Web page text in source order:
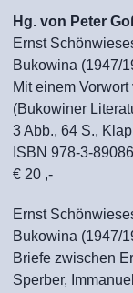
Hg. von Peter
Ernst
Bukowina (1947/
Mit einem
(Bukowiner
3 Abb., 64 S.,
ISBN 978-3-
€ 20 ,-
Ernst
Bukowina (1947/
Briefe zwischen
Sperber,